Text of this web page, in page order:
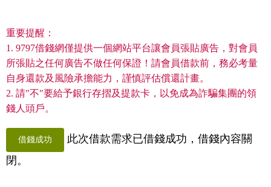
重要提醒：
1. 9797借錢網僅提供一個網站平台讓會員張貼廣告，對會員
所張貼之任何廣告不做任何保證！請會員借款前，務必考量
自身還款及風險承擔能力，謹慎評估償還計畫。
2. 請"不"要給予銀行存摺及提款卡，以免成為詐騙集團的領
錢人頭戶。
借錢成功
此次借款需求已借錢成功，借錢內容關
閉。